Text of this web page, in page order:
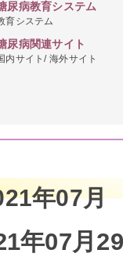
尿病教育システム
育システム
尿病関連サイト
内サイト/ 海外サイト
年07月
年07月